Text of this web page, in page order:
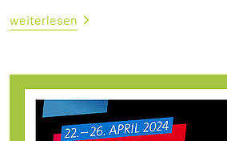
weiterlesen